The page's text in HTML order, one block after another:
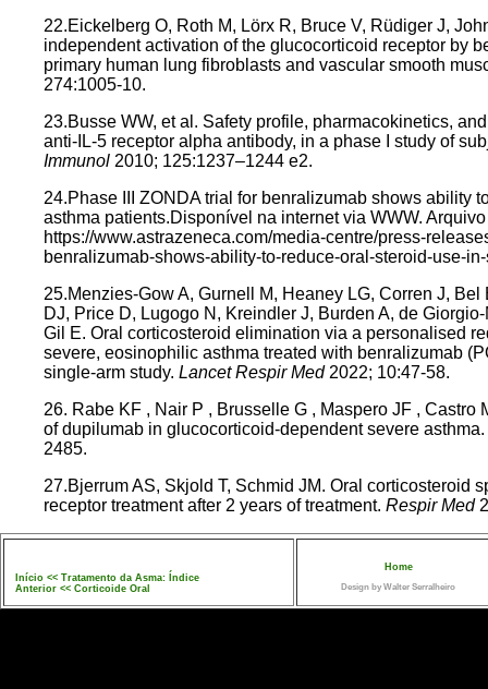
22.Eickelberg O, Roth M, Lörx R, Bruce V, Rüdiger J,
independent activation of the glucocorticoid receptor by
primary human lung fibroblasts and vascular smooth
274:1005-10.
23.Busse WW, et al. Safety profile, pharmacokinetics,
anti-IL-5 receptor alpha antibody, in a phase I study of
Immunol 2010; 125:1237–1244 e2.
24.Phase III ZONDA trial for benralizumab shows ability
asthma patients.Disponível na internet via WWW.
https://www.astrazeneca.com/media-centre/press-
benralizumab-shows-ability-to-reduce-oral-steroid-use-
25.Menzies-Gow A, Gurnell M, Heaney LG, Corren J,
DJ, Price D, Lugogo N, Kreindler J, Burden A, de
Gil E. Oral corticosteroid elimination via a personalised
severe, eosinophilic asthma treated with benralizumab
single-arm study. Lancet Respir Med2022; 10:47-58.
26. Rabe KF , Nair P , Brusselle G , Maspero JF , Castro
of dupilumab in glucocorticoid-dependent severe asthma.
2485.
27.Bjerrum AS, Skjold T, Schmid JM. Oral corticosteroid
receptor treatment after 2 years of treatment. Respir Med
Início << Tratamento da Asma: Índice
Anterior << Corticoide Oral
Home
Design by Walter Serralheiro